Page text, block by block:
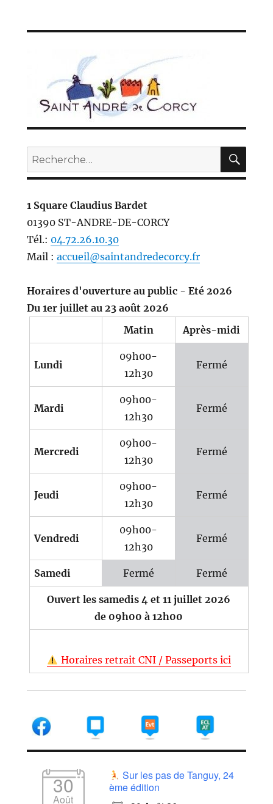
Recherche
pour :
1 Square Claudius Bardet
01390 ST-ANDRE-DE-CORCY
Tél.: 04.72.26.10.30
Mail : accueil@saintandredecorcy.fr
Horaires d'ouverture au public - Eté 2026
Du 1er juillet au 23 août 2026
Matin
Après-midi
Lundi
09h00-
12h30
Fermé
Mardi
09h00-
12h30
Fermé
Mercredi
09h00-
12h30
Fermé
Jeudi
09h00-
12h30
Fermé
Vendredi
09h00-
12h30
Fermé
Samedi Fermé Fermé
Ouvert les samedis 4 et 11 juillet 2026
de 09h00 à 12h00
Horaires retrait CNI / Passeports ici
30
Août
Sur les pas de Tanguy, 24
ème édition